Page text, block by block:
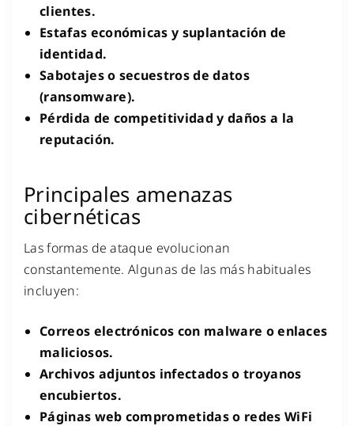
clientes.
Estafas económicas y suplantación de
identidad.
Sabotajes o secuestros de datos
(ransomware).
Pérdida de competitividad y daños a la
reputación.
Principales amenazas
cibernéticas
Las formas de ataque evolucionan
constantemente. Algunas de las más habituales
incluyen:
Correos electrónicos con malware o enlaces
maliciosos.
Archivos adjuntos infectados o troyanos
encubiertos.
Páginas web comprometidas o redes WiFi